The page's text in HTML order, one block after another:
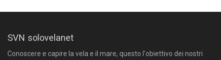
SVN solovelanet
Conoscere e capire la vela e il mare, questo l'obiettivo dei nostri